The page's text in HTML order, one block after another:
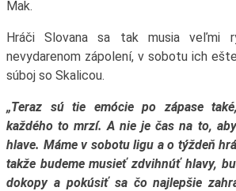
Mak.
Hráči Slovana sa tak musia veľmi
nevydarenom zápolení, v sobotu ich
súboj so Skalicou.
„Teraz sú tie emócie po zápase
každého to mrzí. A nie je čas na to,
hlave. Máme v sobotu ligu a o týždeň
takže budeme musieť zdvihnúť hlavy,
dokopy a pokúsiť sa čo najlepšie